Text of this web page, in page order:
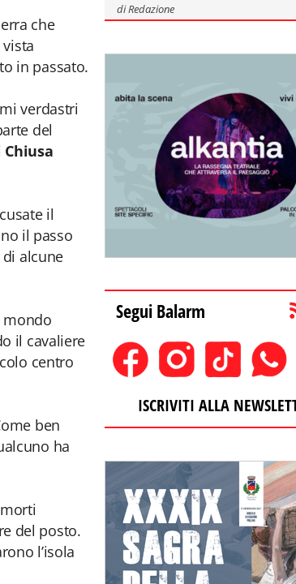
che
in passato.
verdastri
del
Chiusa
il
il passo
alcune
mondo
il cavaliere
centro
ben
ha
del posto.
l’isola
diRedazione
Segui Balarm
ISCRIVITI ALLA